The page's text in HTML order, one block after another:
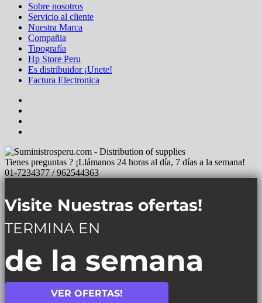
Sobre nosotros
Servicio al cliente
Nuestra Marca
Compañia
Tipografía
Hp Store Peru
Es distribuidor ¡Unete!
Factura Electronica
Tienes preguntas ? ¡Llámanos 24 horas al día, 7 días a la semana!
01-7234377 / 962544363
Visite Nuestras ofertas!
TERMINA EN
de la semana
VER OFERTAS!